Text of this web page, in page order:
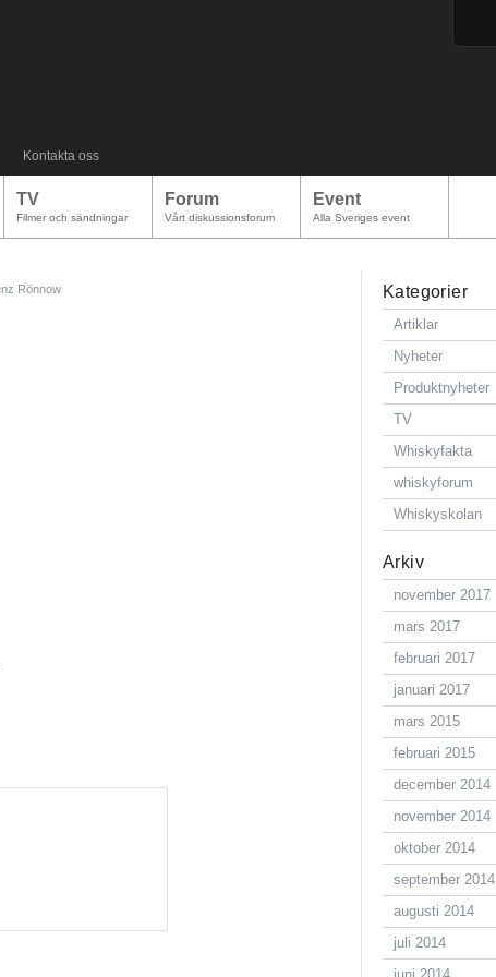
Kontakta oss
TV
Filmer och sändningar
Forum
Vårt diskussionsforum
Event
Alla Sveriges event
Rönnow Kategorier
Artiklar
Nyheter
Produktnyheter
TV
Whiskyfakta
whiskyforum
Whiskyskolan
Arkiv
november 2017
mars 2017
februari 2017
januari 2017
mars 2015
februari 2015
december 2014
november 2014
oktober 2014
september 2014
augusti 2014
juli 2014